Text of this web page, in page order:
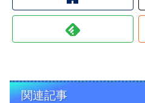
関連記事